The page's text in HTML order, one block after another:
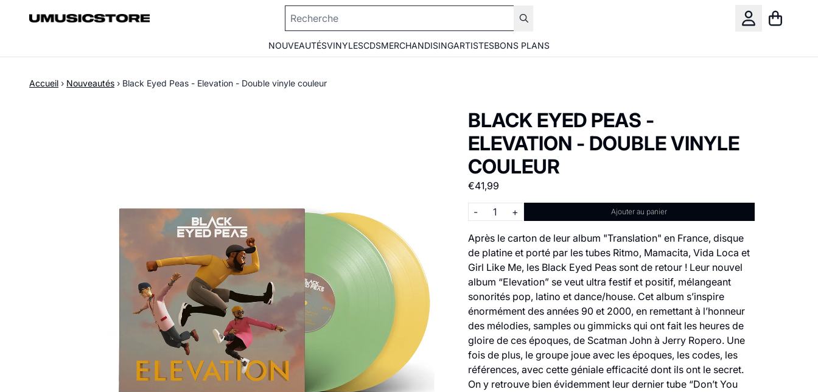
Panier
NOUVEAUTÉSVINYLESCDSMERCHANDISINGARTISTESBONS PLANS
Accueil › Nouveautés › Black Eyed Peas - Elevation - Double vinyle couleur
BLACK EYED PEAS -
ELEVATION - DOUBLE VINYLE
COULEUR
€41,99
Quantité
- + Ajouter au panier
​Après le carton de leur album "Translation" en France, disque
de platine et porté par les tubes Ritmo, Mamacita, Vida Loca et
Girl Like Me, les Black Eyed Peas sont de retour ! Leur nouvel
album “Elevation” se veut ultra festif et positif, mélangeant
sonorités pop, latino et dance/house. Cet album s’inspire
énormément des années 90 et 2000, en remettant à l’honneur
des mélodies, samples ou gimmicks qui ont fait les heures de
gloire de ces époques, de Scatman John à Jerry Ropero. Une
fois de plus, le groupe joue avec les époques, les codes, les
références, avec cette géniale efficacité dont ils ont le secret.
On y retrouve bien évidemment leur dernier tube “Don’t You